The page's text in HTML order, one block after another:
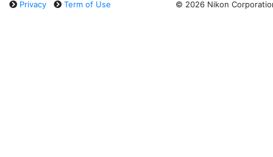
Privacy Term of Use © 2026 Nikon